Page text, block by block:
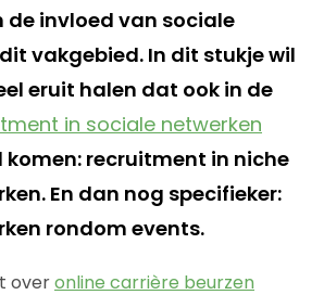
de invloed van sociale
vakgebied. In dit stukje wil
eruit halen dat ook in de
in sociale netwerken
komen: recruitment in niche
En dan nog specifieker:
rondom events.
overonline carrière beurzen